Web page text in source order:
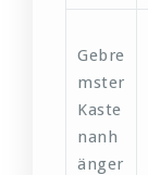
Gebre
mster
Kaste
nanh
änger